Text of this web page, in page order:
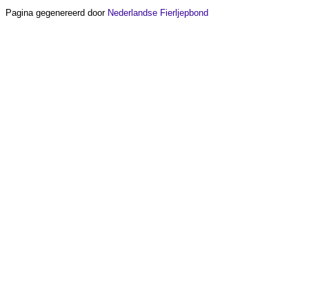
Pagina gegenereerd door Nederlandse Fierljepbond